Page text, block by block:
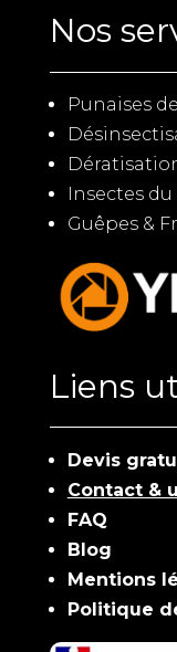
Nos
Punaises
Insectes
Guêpes &
Liens
Devis
Contact &
FAQ
Blog
Mentions
Politique